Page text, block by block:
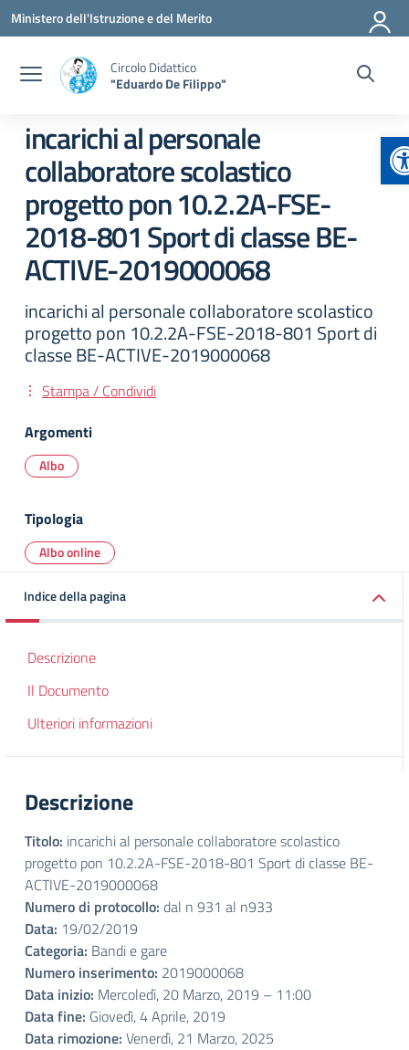
Vai ai contenuti
Vai al menu di navigazione
Vai al footer
Ministero dell'Istruzione e del Merito
Circolo Didattico
"Eduardo De Filippo"
incarichi al personale
collaboratore scolastico
progetto pon 10.2.2A-FSE-
2018-801 Sport di classe BE-
ACTIVE-2019000068
incarichi al personale collaboratore scolastico
progetto pon 10.2.2A-FSE-2018-801 Sport di
classe BE-ACTIVE-2019000068
Stampa / Condividi
Argomenti
Albo
Tipologia
Albo online
Indice della pagina
Descrizione
Il Documento
Ulteriori informazioni
Descrizione
Titolo: incarichi al personale collaboratore scolastico
progetto pon 10.2.2A-FSE-2018-801 Sport di classe BE-
ACTIVE-2019000068
Numero di protocollo: dal n 931 al n933
Data: 19/02/2019
Categoria: Bandi e gare
Numero inserimento: 2019000068
Data inizio: Mercoledì, 20 Marzo, 2019 – 11:00
Data fine: Giovedì, 4 Aprile, 2019
Data rimozione: Venerdì, 21 Marzo, 2025